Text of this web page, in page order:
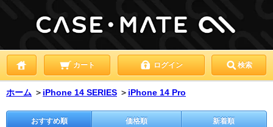
カート ログイン 検索
ホーム ＞ iPhone 14 SERIES ＞ iPhone 14 Pro
おすすめ順 価格順 新着順